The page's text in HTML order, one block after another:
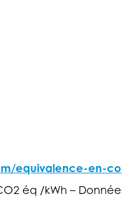
equivalence-en-
éq /kWh –